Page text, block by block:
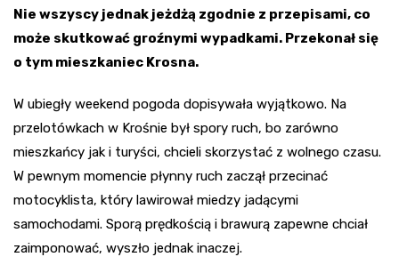
Nie wszyscy jednak jeżdżą zgodnie z przepisami, co
może skutkować groźnymi wypadkami. Przekonał się
o tym mieszkaniec Krosna.
W ubiegły weekend pogoda dopisywała wyjątkowo. Na
przelotówkach w Krośnie był spory ruch, bo zarówno
mieszkańcy jak i turyści, chcieli skorzystać z wolnego czasu.
W pewnym momencie płynny ruch zaczął przecinać
motocyklista, który lawirował miedzy jadącymi
samochodami. Sporą prędkością i brawurą zapewne chciał
zaimponować, wyszło jednak inaczej.